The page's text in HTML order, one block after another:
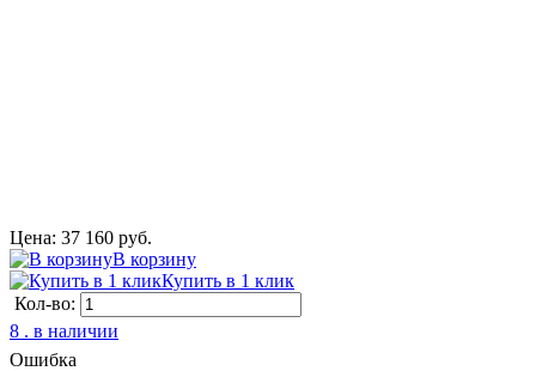
Цена: 37 160 руб.
В корзину
Купить в 1 клик
Кол-во:
8 . в наличии
Ошибка